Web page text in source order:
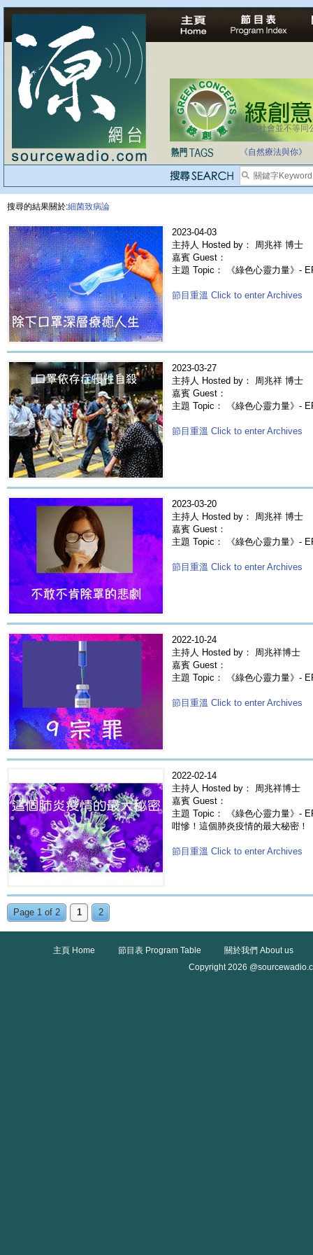
法治社會並不等同
自家教育合法化-
《自然療法與你》
搜尋的結果關於:細菌致病論
2023-04-03
主持人 Hosted by： 周兆祥 博士
嘉賓 Guest：
主題 Topic： 《綠色心靈力量》-
節目重溫 Click to enter Archives
2023-03-27
主持人 Hosted by： 周兆祥 博士
嘉賓 Guest：
主題 Topic： 《綠色心靈力量》-
節目重溫 Click to enter Archives
2023-03-20
主持人 Hosted by： 周兆祥 博士
嘉賓 Guest：
主題 Topic： 《綠色心靈力量》-
節目重溫 Click to enter Archives
2022-10-24
主持人 Hosted by： 周兆祥博士
嘉賓 Guest：
主題 Topic： 《綠色心靈力量》-
節目重溫 Click to enter Archives
2022-02-14
主持人 Hosted by： 周兆祥博士
嘉賓 Guest：
主題 Topic： 《綠色心靈力量》-
咁慘！這個肺炎疫情的最大秘密！
節目重溫 Click to enter Archives
Page 1 of 2 1 2
主頁 Home 節目表 Program Table
關於我們 About us
Copyright 2026